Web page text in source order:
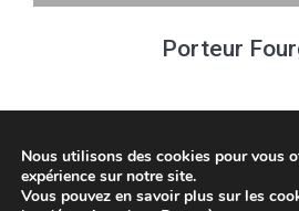
Porteur
Nous utilisons des cookies pour vous
expérience sur notre site.
Vous pouvez en savoir plus sur les